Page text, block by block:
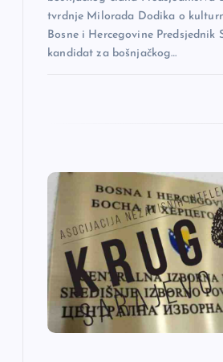
tvrdnje Milorada Dodika o
Bosne i Hercegovine Predsjednik
kandidat za bošnjačkog…